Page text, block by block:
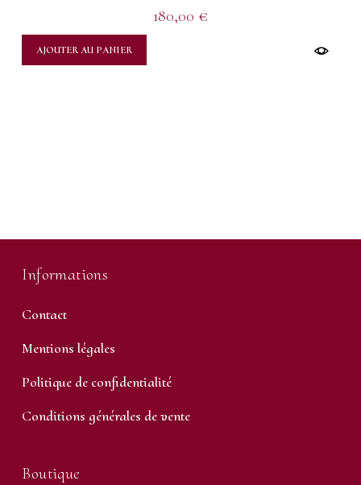
180,00 €
AJOUTER AU PANIER
Informations
Contact
Mentions légales
Politique de confidentialité
Conditions générales de vente
Boutique